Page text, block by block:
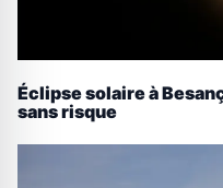
Éclipse solaire à
sans risque